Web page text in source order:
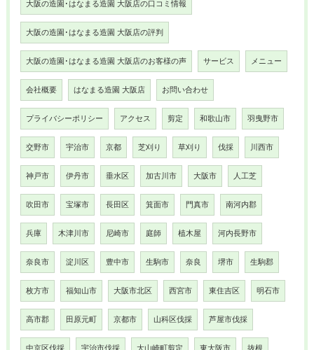
大阪の造園･はなまる造園 大阪店の口コミ情報
大阪の造園･はなまる造園 大阪店の評判
大阪の造園･はなまる造園 大阪店のお客様の声 サービス メニュー
会社概要 はなまる造園 大阪店 お問い合わせ
プライバシーポリシー アクセス 剪定 和歌山市 羽曳野市
交野市 宇治市 京都 芝刈り 草刈り 伐採 川西市
神戸市 伊丹市 垂水区 加古川市 大阪市 人工芝
吹田市 宝塚市 長田区 箕面市 門真市 南河内郡
兵庫 木津川市 尼崎市 庭師 植木屋 河内長野市
奈良市 淀川区 豊中市 生駒市 奈良 堺市 生駒郡
枚方市 福知山市 大阪市北区 西宮市 東住吉区 明石市
高市郡 田原元町 京都市 山科区伐採 芦屋市伐採
中京区伐採 宇治市伐採 大山崎町剪定 東大阪市 抜根